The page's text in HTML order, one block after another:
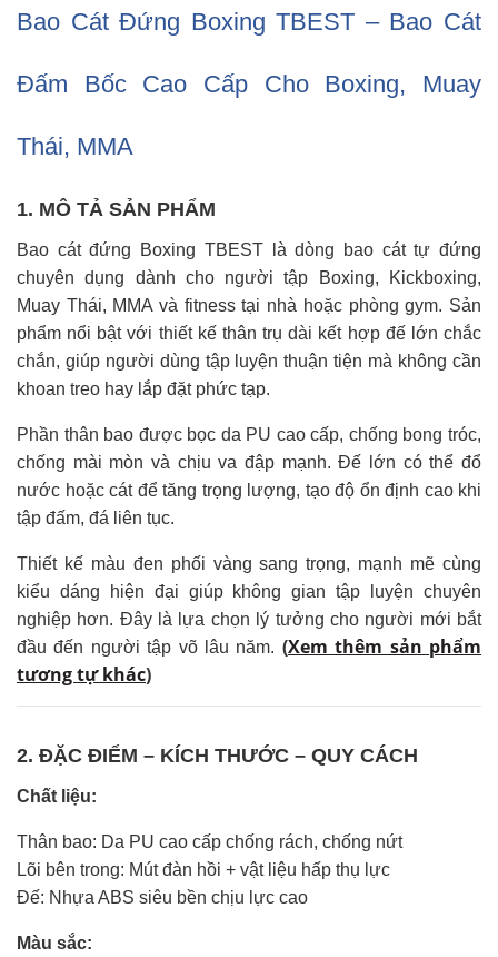
Bao Cát Đứng Boxing TBEST – Bao Cát
Đấm Bốc Cao Cấp Cho Boxing, Muay
Thái, MMA
1. MÔ TẢ SẢN PHẨM
Bao cát đứng Boxing TBEST là dòng bao cát tự đứng
chuyên dụng dành cho người tập Boxing, Kickboxing,
Muay Thái, MMA và fitness tại nhà hoặc phòng gym. Sản
phẩm nổi bật với thiết kế thân trụ dài kết hợp đế lớn chắc
chắn, giúp người dùng tập luyện thuận tiện mà không cần
khoan treo hay lắp đặt phức tạp.
Phần thân bao được bọc da PU cao cấp, chống bong tróc,
chống mài mòn và chịu va đập mạnh. Đế lớn có thể đổ
nước hoặc cát để tăng trọng lượng, tạo độ ổn định cao khi
tập đấm, đá liên tục.
Thiết kế màu đen phối vàng sang trọng, mạnh mẽ cùng
kiểu dáng hiện đại giúp không gian tập luyện chuyên
nghiệp hơn. Đây là lựa chọn lý tưởng cho người mới bắt
đầu đến người tập võ lâu năm. (Xem thêm sản phẩm
tương tự khác)
2. ĐẶC ĐIỂM – KÍCH THƯỚC – QUY CÁCH
Chất liệu:
Thân bao: Da PU cao cấp chống rách, chống nứt
Lõi bên trong: Mút đàn hồi + vật liệu hấp thụ lực
Đế: Nhựa ABS siêu bền chịu lực cao
Màu sắc: